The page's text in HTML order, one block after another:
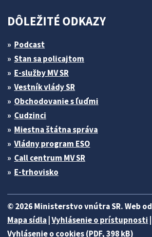
DÔLEŽITÉ ODKAZY
Podcast
Stan sa policajtom
E-služby MV SR
Vestník vlády SR
Obchodovanie s ľuďmi
Cudzinci
Miestna štátna správa
Vládny program ESO
Call centrum MV SR
E-trhovisko
© 2026 Ministerstvo vnútra SR. Web od
Mapa sídla Vyhlásenie o prístupnosti
Vyhlásenie o cookies (PDF, 398 kB)